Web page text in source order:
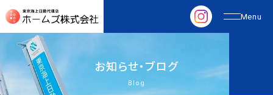
お知らせ・ブログ
Blog